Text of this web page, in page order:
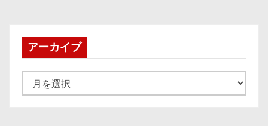
アーカイブ
ー